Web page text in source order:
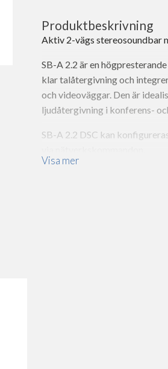
Produktbeskrivning
Aktiv 2-vägs stereosoundbar
SB-A 2.2 är en
klar talåtergivning och
och videoväggar. Den är
ljudåtergivning i konferens-
SB-A 2.2 DSC kan
Visa mer